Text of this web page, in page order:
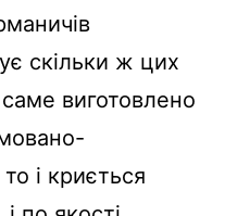
скільки ж цих
виготовлено
і криється